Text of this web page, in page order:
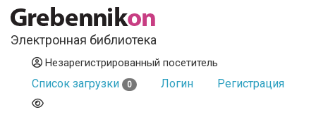
Электронная библиотека
Незарегистрированный посетитель
Список загрузки 0 Логин Регистрация